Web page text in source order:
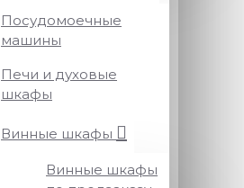
Посудомоечные
машины
Печи и духовые
шкафы
Винные шкафы
Винные шкафы